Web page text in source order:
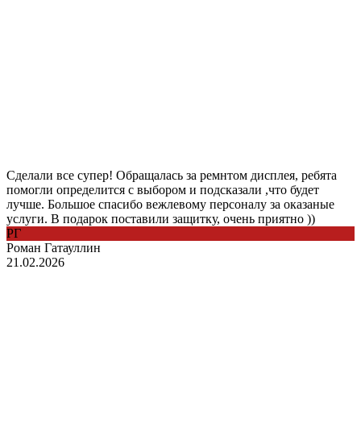
Сделали все супер! Обращалась за ремнтом дисплея, ребята
помогли определится с выбором и подсказали ,что будет
лучше. Большое спасибо вежлевому персоналу за оказаные
услуги. В подарок поставили защитку, очень приятно ))
РГ
Роман Гатауллин
21.02.2026